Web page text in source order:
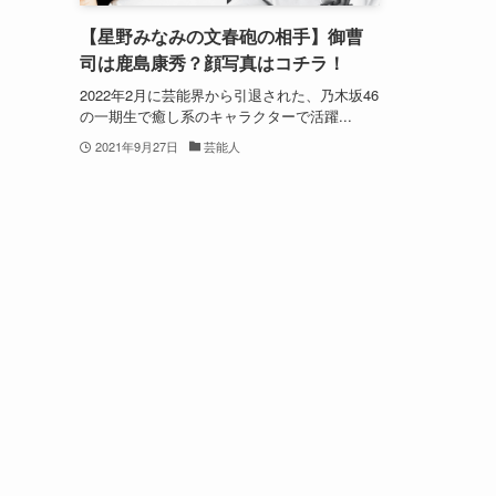
【星野みなみの文春砲の相手】御曹
司は鹿島康秀？顔写真はコチラ！
2022年2月に芸能界から引退された、乃木坂46
の一期生で癒し系のキャラクターで活躍...
2021年9月27日 芸能人